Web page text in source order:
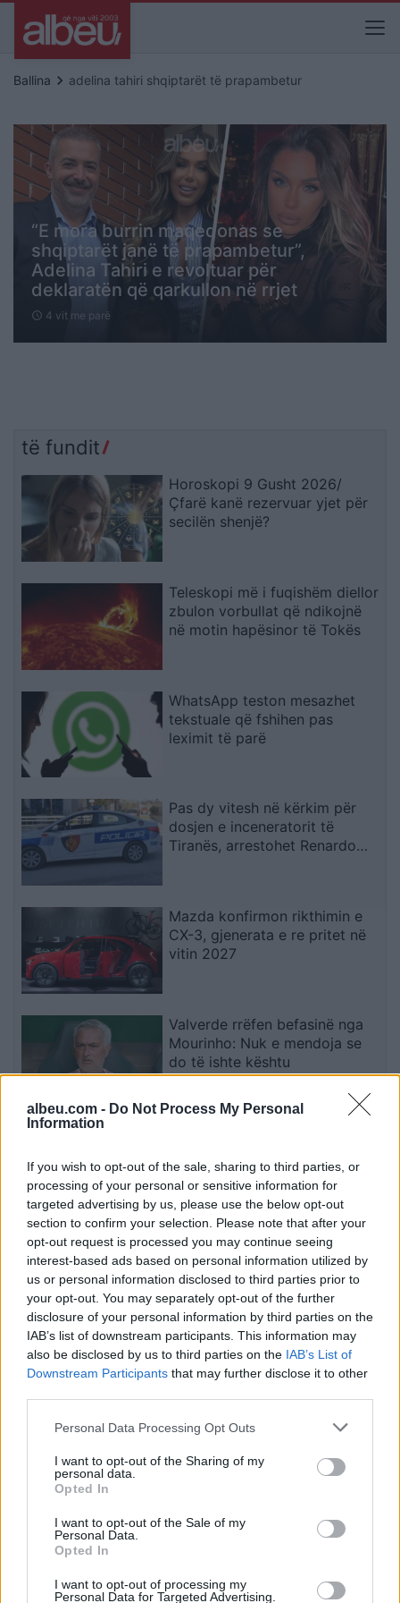
albeu.com - Do Not Process My Personal
Information
If you wish to opt-out of the sale, sharing to third parties, or
processing of your personal or sensitive information for
targeted advertising by us, please use the below opt-out
section to confirm your selection. Please note that after your
opt-out request is processed you may continue seeing
interest-based ads based on personal information utilized by
us or personal information disclosed to third parties prior to
your opt-out. You may separately opt-out of the further
disclosure of your personal information by third parties on the
IAB’s list of downstream participants. This information may
also be disclosed by us to third parties on the IAB’s List of
Downstream Participants that may further disclose it to other
Personal Data Processing Opt Outs
I want to opt-out of the Sharing of my
personal data.
Opted In
I want to opt-out of the Sale of my
Personal Data.
Opted In
I want to opt-out of processing my
Personal Data for Targeted Advertising.
Ballina keyboard_arrow_right adelina tahiri shqiptarët të prapambetur
“E mora burrin maqedonas se
shqiptarët janë të prapambetur”,
Adelina Tahiri e revoltuar për
deklaratën që qarkullon në rrjet
schedule 4 vit me parë
të fundit
Horoskopi 9 Gusht 2026/
Çfarë kanë rezervuar yjet për
secilën shenjë?
Teleskopi më i fuqishëm diellor
zbulon vorbullat që ndikojnë
në motin hapësinor të Tokës
WhatsApp teston mesazhet
tekstuale që fshihen pas
leximit të parë
Pas dy vitesh në kërkim për
dosjen e inceneratorit të
Tiranës, arrestohet Renardo
Mazda konfirmon rikthimin e
CX-3, gjenerata e re pritet në
vitin 2027
Valverde rrëfen befasinë nga
Mourinho: Nuk e mendoja se
do të ishte kështu
dhe flakët u përhapën drejt
malit
Esim for USA|Esim for Italy| Esim for Spain|Esim